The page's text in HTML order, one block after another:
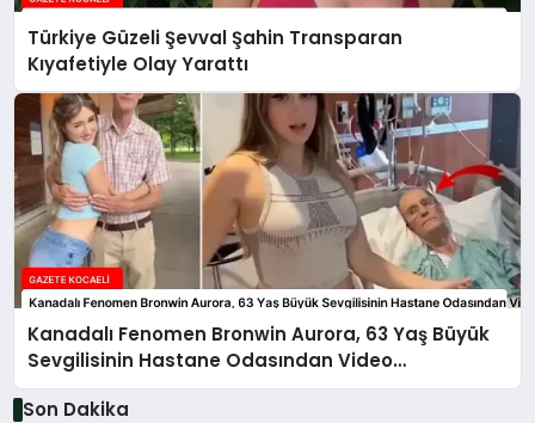
Türkiye Güzeli Şevval Şahin Transparan
Kıyafetiyle Olay Yarattı
Kanadalı Fenomen Bronwin Aurora, 63 Yaş Büyük
Sevgilisinin Hastane Odasından Video
Paylaşımıyla Olay Yarattı
Son Dakika